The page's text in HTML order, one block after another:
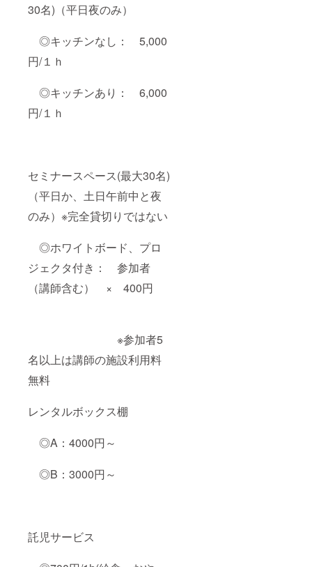
30名)（平日夜のみ）
◎キッチンなし： 5,000
円/１ｈ
◎キッチンあり： 6,000
円/１ｈ
セミナースペース(最大30名)
（平日か、土日午前中と夜
のみ）※完全貸切りではない
◎ホワイトボード、プロ
ジェクタ付き： 参加者
（講師含む） × 400円
※参加者5
名以上は講師の施設利用料
無料
レンタルボックス棚
◎A：4000円～
◎B：3000円～
託児サービス